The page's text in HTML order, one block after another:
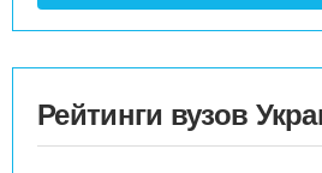
Рейтинги вузов